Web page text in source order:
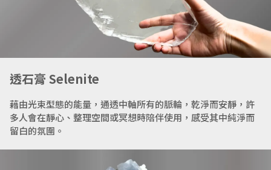
透石膏 Selenite
藉由光束型態的能量，通透中軸所有的脈輪，乾淨而安靜，許
多人會在靜心、整理空間或冥想時陪伴使用，感受其中純淨而
留白的氛圍。